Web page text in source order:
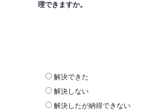
理できますか。
解決できた
解決しない
解決したが納得できない